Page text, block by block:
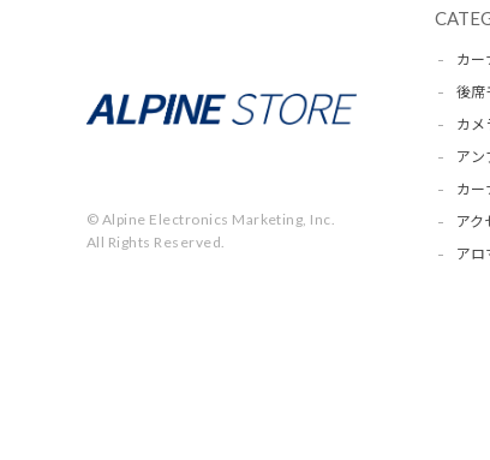
© Alpine Electronics Marketing, Inc.
All Rights Reserved.
カー
後席
カメ
アン
カー
アク
アロ